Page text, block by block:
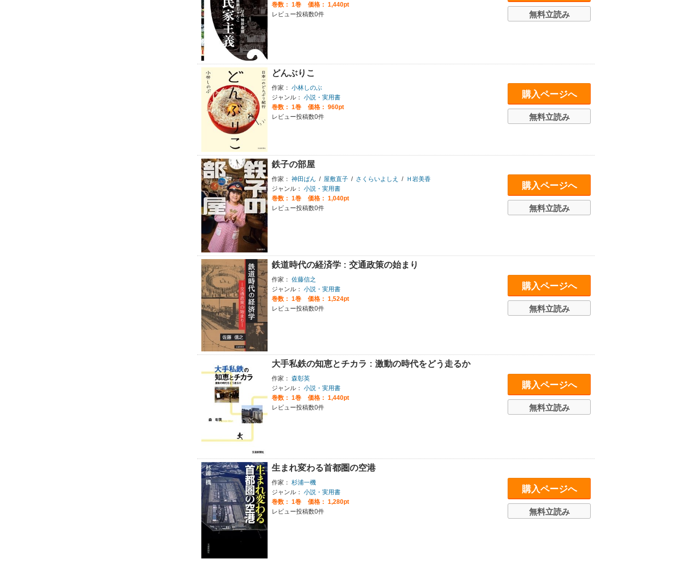
巻数： 1巻
価格： 1,440pt
レビュー投稿数0件
無料立読み
どんぶりこ
作家： 小林しのぶ
ジャンル： 小説・実用書
巻数： 1巻
価格： 960pt
レビュー投稿数0件
購入ページへ
無料立読み
鉄子の部屋
作家： 神田ぱん / 屋敷直子 / さくらいよしえ /
Ｈ岩美香
ジャンル： 小説・実用書
巻数： 1巻
価格： 1,040pt
レビュー投稿数0件
購入ページへ
無料立読み
鉄道時代の経済学 : 交通政策の始まり
作家： 佐藤信之
ジャンル： 小説・実用書
巻数： 1巻
価格： 1,524pt
レビュー投稿数0件
購入ページへ
無料立読み
大手私鉄の知恵とチカラ : 激動の時代をどう走るか
作家： 森彰英
ジャンル： 小説・実用書
巻数： 1巻
価格： 1,440pt
レビュー投稿数0件
購入ページへ
無料立読み
生まれ変わる首都圏の空港
作家： 杉浦一機
ジャンル： 小説・実用書
巻数： 1巻
価格： 1,280pt
レビュー投稿数0件
購入ページへ
無料立読み